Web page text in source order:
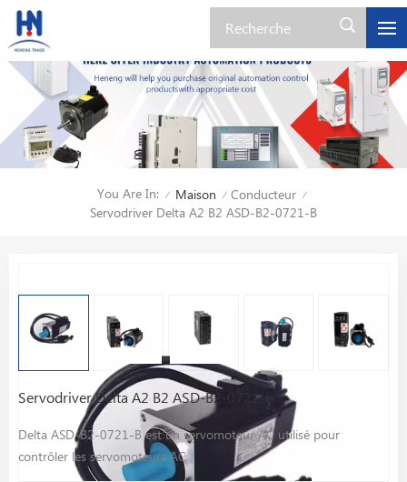
You Are In: / Maison / Conducteur /
Servodriver Delta A2 B2 ASD-B2-0721-B
Servodriver Delta A2 B2 ASD-B2-0721-b
Delta ASD-B2-0721-B est un servomoteur AC utilisé pour
contrôler les servomoteurs AC